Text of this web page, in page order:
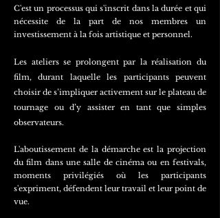
C'est un processus qui s'inscrit dans la durée et qui
nécessite de la part de nos membres un
investissement à la fois artistique et personnel.
Les ateliers se prolongent par la réalisation du
film, durant laquelle les participants peuvent
choisir de s’impliquer activement sur le plateau de
tournage ou d’y assister en tant que simples
observateurs.
L'aboutissement de la démarche est la projection
du film dans une salle de cinéma ou en festivals,
moments privilégiés où les participants
s'expriment, défendent leur travail et leur point de
vue.